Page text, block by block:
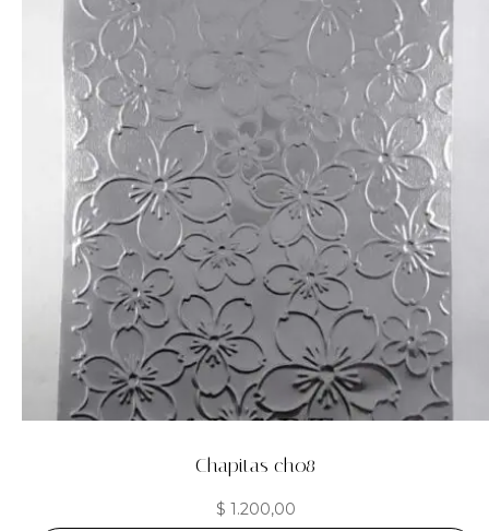
Chapitas ch08
$ 1.200,00